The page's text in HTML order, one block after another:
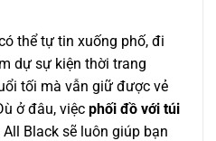
thể tự tin xuống phố, đi
dự sự kiện thời trang
tối mà vẫn giữ được vẻ
ở đâu, việc phối đồ với túi
Black sẽ luôn giúp bạn